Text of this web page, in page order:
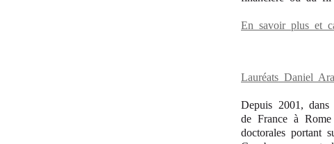
En savoir plus et
Lauréats Daniel
Depuis 2001, dans
de France à
doctorales portant